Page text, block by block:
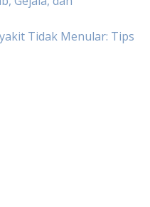
Tidak Menular: Tips